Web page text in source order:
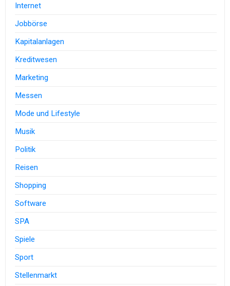
Internet
Jobbörse
Kapitalanlagen
Kreditwesen
Marketing
Messen
Mode und Lifestyle
Musik
Politik
Reisen
Shopping
Software
SPA
Spiele
Sport
Stellenmarkt